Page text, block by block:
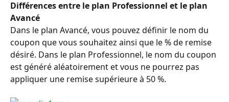
Différences entre le plan Professionnel et le plan
Avancé
Dans le plan Avancé, vous pouvez définir le nom du
coupon que vous souhaitez ainsi que le % de remise
désiré. Dans le plan Professionnel, le nom du coupon
est généré aléatoirement et vous ne pourrez pas
appliquer une remise supérieure à 50 %.